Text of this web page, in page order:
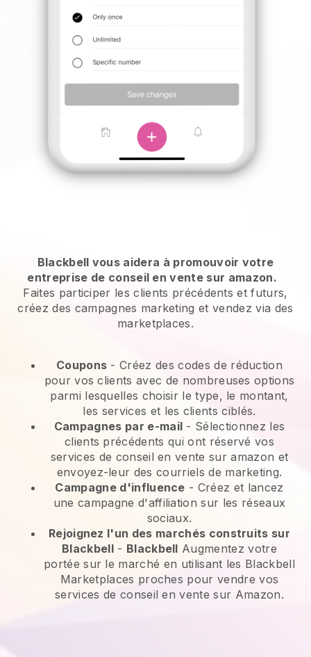
Blackbell vous aidera à promouvoir votre
entreprise de conseil en vente sur amazon.
Faites participer les clients précédents et futurs,
créez des campagnes marketing et vendez via des
marketplaces.
Coupons - Créez des codes de réduction
pour vos clients avec de nombreuses options
parmi lesquelles choisir le type, le montant,
les services et les clients ciblés.
Campagnes par e-mail - Sélectionnez les
clients précédents qui ont réservé vos
services de conseil en vente sur amazon et
envoyez-leur des courriels de marketing.
Campagne d'influence - Créez et lancez
une campagne d'affiliation sur les réseaux
sociaux.
Rejoignez l'un des marchés construits sur
Blackbell- Blackbell Augmentez votre
portée sur le marché en utilisant les Blackbell
Marketplaces proches pour vendre vos
services de conseil en vente sur Amazon.